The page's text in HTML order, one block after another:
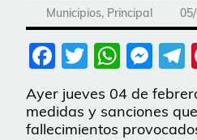
Municipios, Principal
Facebook
Twitter
Ayer jueves 04 de
medidas y sanciones
fallecimientos